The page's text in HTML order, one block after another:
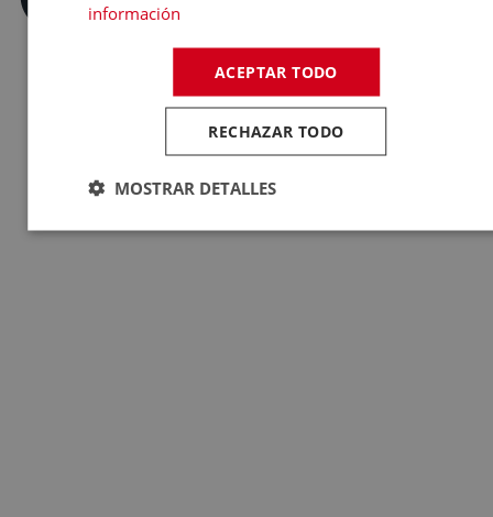
información
ACEPTAR TODO
RECHAZAR TODO
MOSTRAR DETALLES